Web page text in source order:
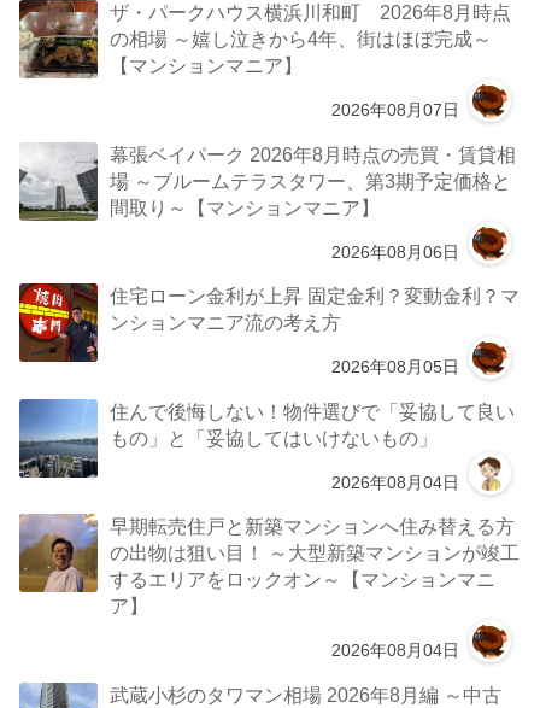
ザ・パークハウス横浜川和町 2026年8月時点
の相場 ～嬉し泣きから4年、街はほぼ完成～
【マンションマニア】
2026年08月07日
幕張ベイパーク 2026年8月時点の売買・賃貸相
場 ～ブルームテラスタワー、第3期予定価格と
間取り～【マンションマニア】
2026年08月06日
住宅ローン金利が上昇 固定金利？変動金利？マ
ンションマニア流の考え方
2026年08月05日
住んで後悔しない！物件選びで「妥協して良い
もの」と「妥協してはいけないもの」
2026年08月04日
早期転売住戸と新築マンションへ住み替える方
の出物は狙い目！ ～大型新築マンションが竣工
するエリアをロックオン～【マンションマニ
ア】
2026年08月04日
武蔵小杉のタワマン相場 2026年8月編 ～中古